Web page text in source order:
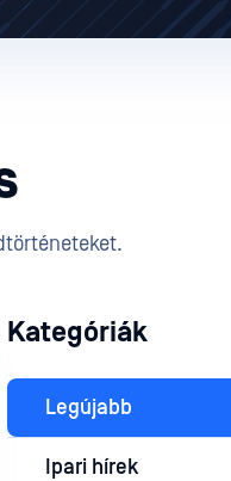
Kategóriák
Legújabb
Ipari hírek